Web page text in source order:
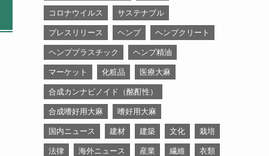
コロナウイルス サステナブル
プレスリリース ヘンプ ヘンプクリート
ヘンププラスチック ヘンプ精油
マーケット 化粧品 医療大麻
合成カンナビノイド（酩酊性）
合成嗜好用大麻 嗜好用大麻
国内ニュース 建材 建築 文化 栽培
法律 海外ニュース 産業 繊維 衣類